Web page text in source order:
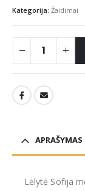
Kategorija: Žaidimai
APRAŠYMAS
Lėlytė Sofija